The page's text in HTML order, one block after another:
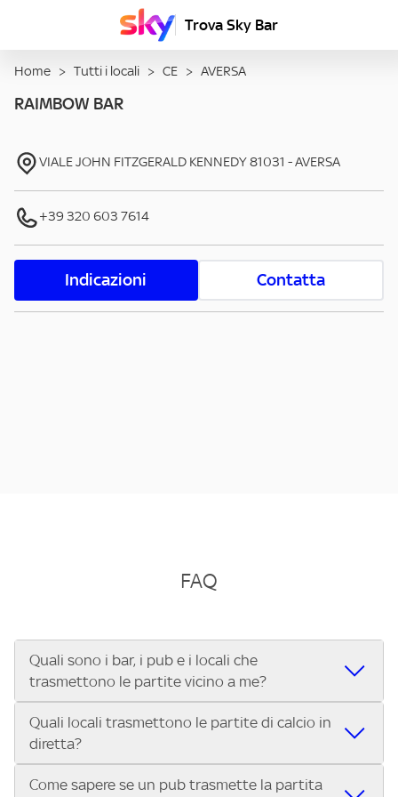
Trova Sky Bar
Home > Tutti i locali > CE > AVERSA
RAIMBOW BAR
VIALE JOHN FITZGERALD KENNEDY81031 -AVERSA
+39 320 603 7614
Indicazioni Contatta
FAQ
Quali sono i bar, i pub e i locali che
trasmettono le partite vicino a me?
Se cerchi un bar, pub, ristorante o locale vicino a te per
vedere le partite di Serie A ENILIVE, la Serie C Sky Wifi, la
UEFA Champions League, la UEFA Europa League, la UEFA
Conference League, il Tennis, la Formula 1®, la MotoGP™ e
Quali locali trasmettono le partite di calcio in
diretta?
Vuoi sapere quali bar, pub o ristoranti mostrano le partite
Come sapere se un pub trasmette la partita